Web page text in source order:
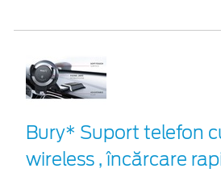
Bury* Suport telefon
wireless , încărcare